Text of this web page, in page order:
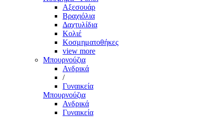
Αξεσουάρ
Βραχιόλια
Δαχτυλίδια
Κολιέ
Κοσμηματοθήκες
view more
Μπουρνούζια
Ανδρικά
/
Γυναικεία
Μπουρνούζια
Ανδρικά
Γυναικεία